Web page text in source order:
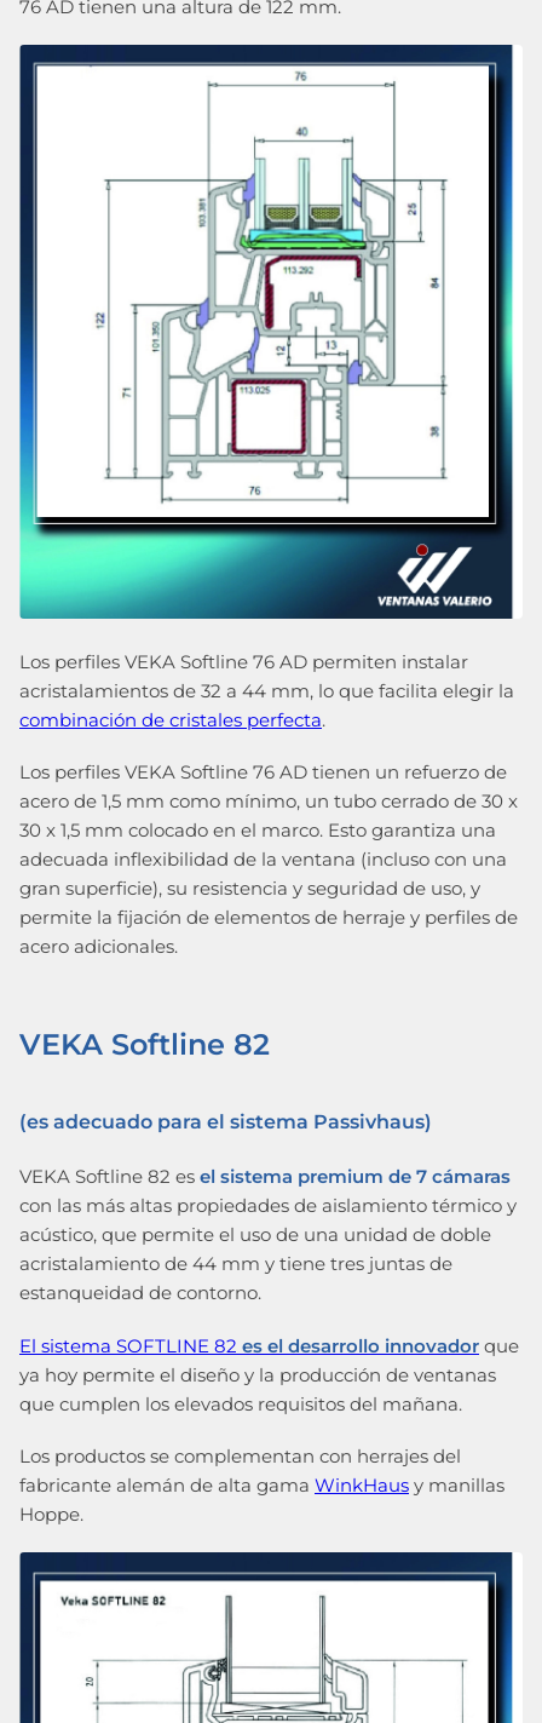
76 AD tienen una altura de 122 mm.
Los perfiles VEKA Softline 76 AD permiten instalar
acristalamientos de 32 a 44 mm, lo que facilita elegir la
combinación de cristales perfecta.
Los perfiles VEKA Softline 76 AD tienen un refuerzo de
acero de 1,5 mm como mínimo, un tubo cerrado de 30 x
30 x 1,5 mm colocado en el marco. Esto garantiza una
adecuada inflexibilidad de la ventana (incluso con una
gran superficie), su resistencia y seguridad de uso, y
permite la fijación de elementos de herraje y perfiles de
acero adicionales.
VEKA Softline 82
(es adecuado para el sistema Passivhaus)
VEKA Softline 82 es el sistema premium de 7 cámaras
con las más altas propiedades de aislamiento térmico y
acústico, que permite el uso de una unidad de doble
acristalamiento de 44 mm y tiene tres juntas de
estanqueidad de contorno.
El sistema SOFTLINE 82 es el desarrollo innovador que
ya hoy permite el diseño y la producción de ventanas
que cumplen los elevados requisitos del mañana.
Los productos se complementan con herrajes del
fabricante alemán de alta gama WinkHaus y manillas
Hoppe.